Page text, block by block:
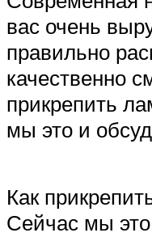
вас очень
правильно
качественно
прикрепить
мы это и
Как
Сейчас мы